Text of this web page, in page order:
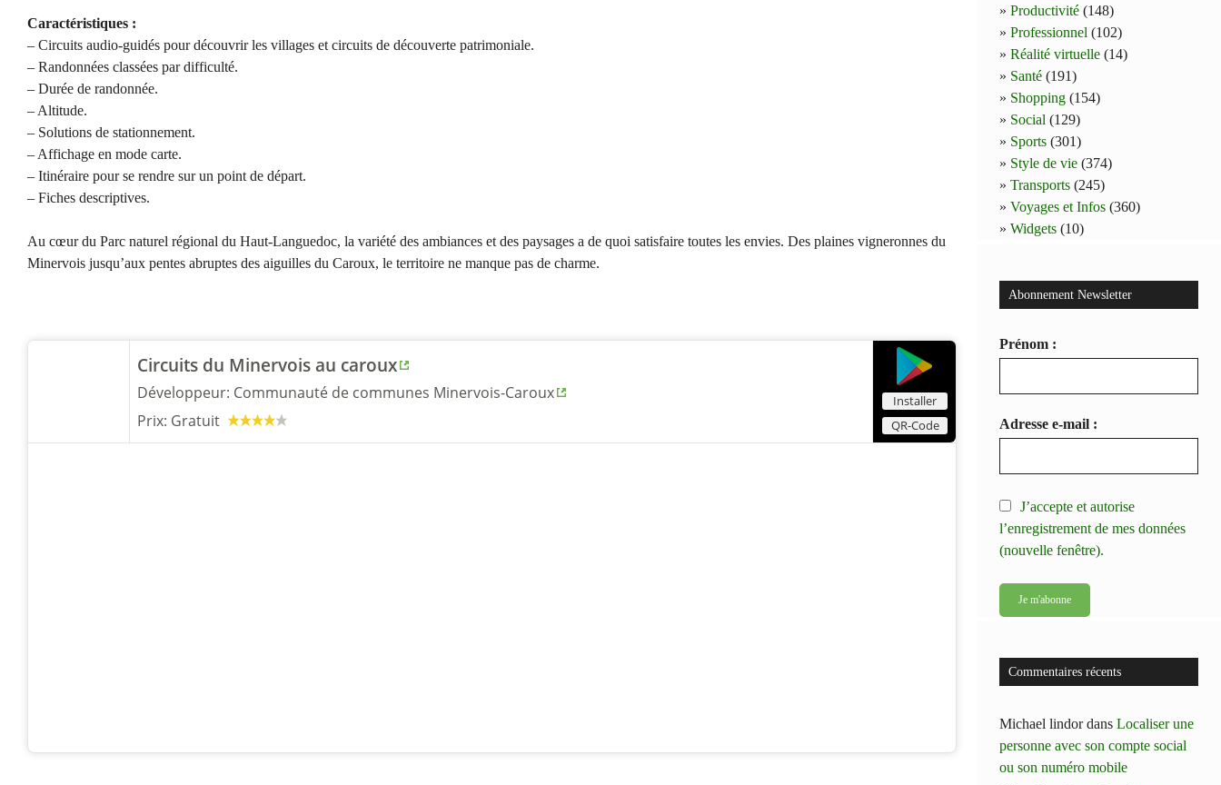
Caractéristiques :
– Circuits audio-guidés pour découvrir les villages et circuits de découverte patrimoniale.
– Randonnées classées par difficulté.
– Durée de randonnée.
– Altitude.
– Solutions de stationnement.
– Affichage en mode carte.
– Itinéraire pour se rendre sur un point de départ.
– Fiches descriptives.
Au cœur du Parc naturel régional du Haut-Languedoc, la variété des ambiances et des paysages a de quoi satisfaire toutes les envies. Des plaines vigneronnes du
Minervois jusqu’aux pentes abruptes des aiguilles du Caroux, le territoire ne manque pas de charme.
Installer
QR-Code
Circuits du Minervois au caroux
Développeur: Communauté de communes Minervois-Caroux
Prix: Gratuit
Productivité (148)
Professionnel (102)
Réalité virtuelle (14)
Santé (191)
Shopping (154)
Social (129)
Sports (301)
Style de vie (374)
Transports (245)
Voyages et Infos (360)
Widgets (10)
Abonnement Newsletter
Prénom :
Adresse e-mail :
J’accepte et autorise
l’enregistrement de mes données
(nouvelle fenêtre).
Commentaires récents
Michael lindordansLocaliser une
personne avec son compte social
ou son numéro mobile